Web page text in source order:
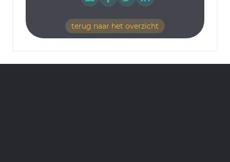
terug naar het overzicht